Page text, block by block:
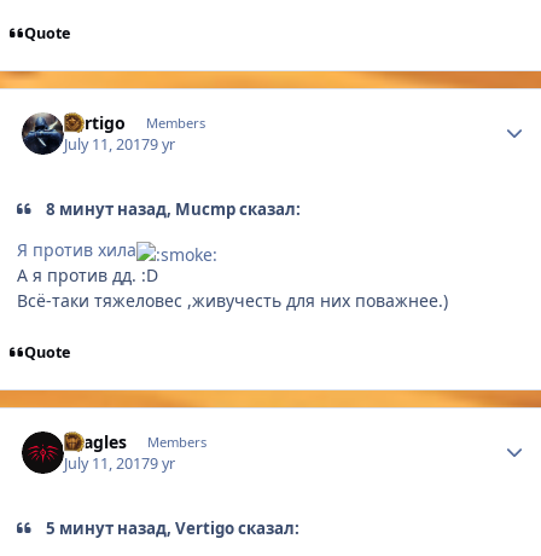
Quote
Vertigo Members
July 11, 20179 yr
8 минут назад, Mucmp сказал:
Я против хила
А я против дд. :D
Всё-таки тяжеловес ,живучесть для них поважнее.)
Quote
Dragles Members
July 11, 20179 yr
5 минут назад, Vertigo сказал: